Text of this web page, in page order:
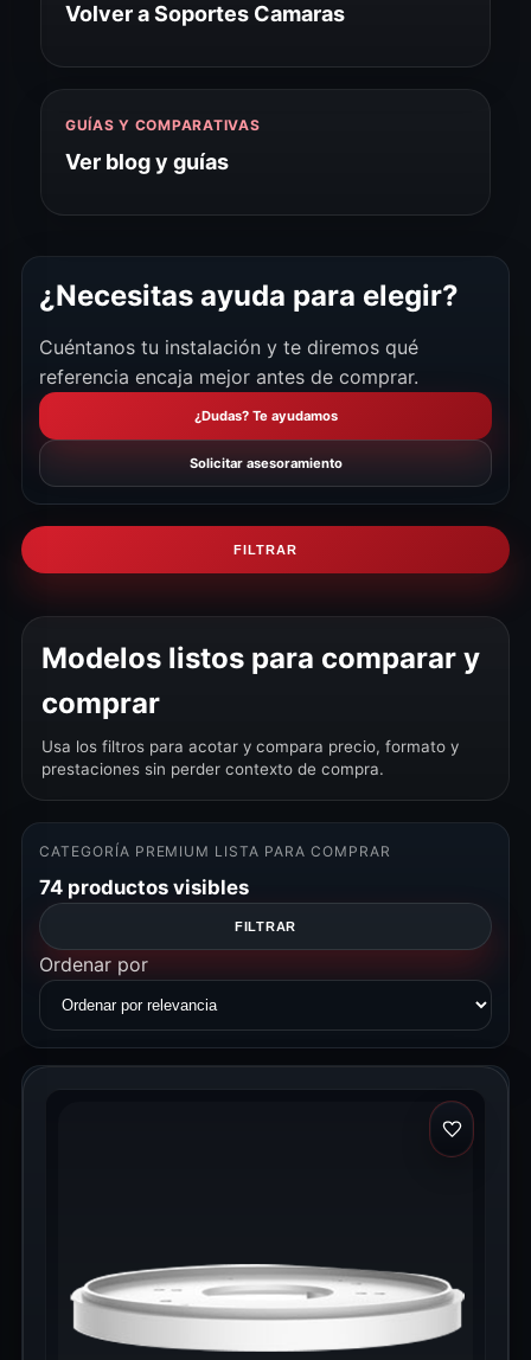
Volver a Soportes Camaras
GUÍAS Y COMPARATIVAS
Ver blog y guías
¿Necesitas ayuda para elegir?
Cuéntanos tu instalación y te diremos qué
referencia encaja mejor antes de comprar.
¿Dudas? Te ayudamos
Solicitar asesoramiento
FILTRAR
Modelos listos para comparar y
comprar
Usa los filtros para acotar y compara precio, formato y
prestaciones sin perder contexto de compra.
CATEGORÍA PREMIUM LISTA PARA COMPRAR
74 productos visibles
FILTRAR
Ordenar por